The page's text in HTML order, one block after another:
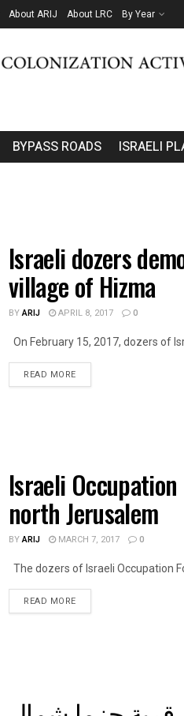
About ARIJ About LRC By Year
BYPASS ROADS ISRAELI
Israeli dozers
village of Hizma
BYARIJ APRIL 8, 2017 0
On February 15, 2017, dozers of
READ MOREDETAILS
Israeli
north Jerusalem
BYARIJ MARCH 7, 2017 0
The dozers of Israeli Occupation
READ MOREDETAILS